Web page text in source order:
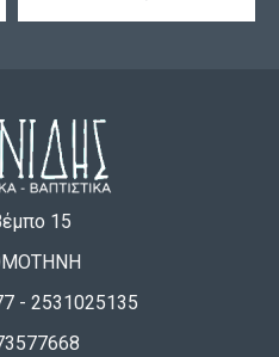
15
- 2531025135